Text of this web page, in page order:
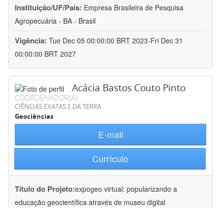
Instituição/UF/País: Empresa Brasileira de Pesquisa
Agropecuária - BA - Brasil
Vigência: Tue Dec 05 00:00:00 BRT 2023-Fri Dec 31
00:00:00 BRT 2027
Acácia Bastos Couto Pinto
COORDENADOR(A)
CIÊNCIAS EXATAS E DA TERRA
Geociências
E-mail
Currículo
Título do Projeto:expogeo virtual: popularizando a
educação geocientífica através de museu digital